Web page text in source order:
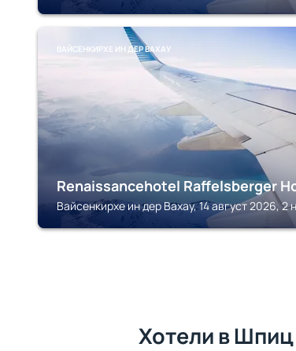
ВАЙСЕНКИРХЕ ИН ДЕР ВАХАУ
Renaissancehotel Raffelsberger
Вайсенкирхе ин дер Вахау, 14 август 2026, 2
Хотели в Шпиц